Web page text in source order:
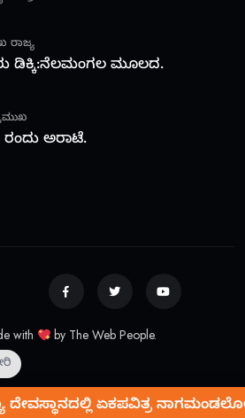
ರಾಜ್ಯ
ಡಿಕ್ಕಿ:ನೆಲಮಂಗಲ ಮೂಲದ.
ಅರಾಟೆ.
with by The Web People.
ಏಕಪವಿತ್ರ